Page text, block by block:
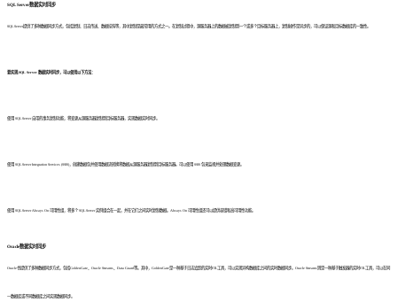
SQL Server数据实时同步
SQL Server提供了多种数据同步方式，包括复制、日志传送、数据挂钩等，其中复制是最常用的方式之一。在复制过程中，源服务器上的数据被复制到一个或多个目标服务器上，复制操作是异步的，可以保证源和目标数据库的一致性。
要实现 SQL Server 数据实时同步，可以使用以下方法：
使用 SQL Server 自带的事务复制功能，将变更从源服务器复制到目标服务器，实现数据实时同步。
使用 SQL Server Integration Services (SSIS)，创建数据包并使用数据流转换将数据从源服务器复制到目标服务器。可以使用 SSIS 包来监视并处理数据变更。
使用 SQL Server Always On 可用性组，将多个 SQL Server 实例组合在一起，并在它们之间实时复制数据。Always On 可用性组还可以提供容错和高可用性功能。
Oracle数据实时同步
Oracle也提供了多种数据同步方式，包括GoldenGate、Oracle Streams、Data Guard等。其中，GoldenGate是一种基于日志追踪的实时ETL工具，可以实现异构数据库之间的实时数据同步。Oracle Streams则是一种基于触发器的实时ETL工具，可以在同
一数据库或不同数据库之间实现数据同步。